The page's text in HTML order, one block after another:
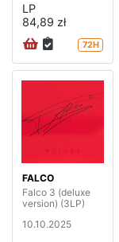
LP
84,89 zł
72H
FALCO
Falco 3 (deluxe
version) (3LP)
10.10.2025